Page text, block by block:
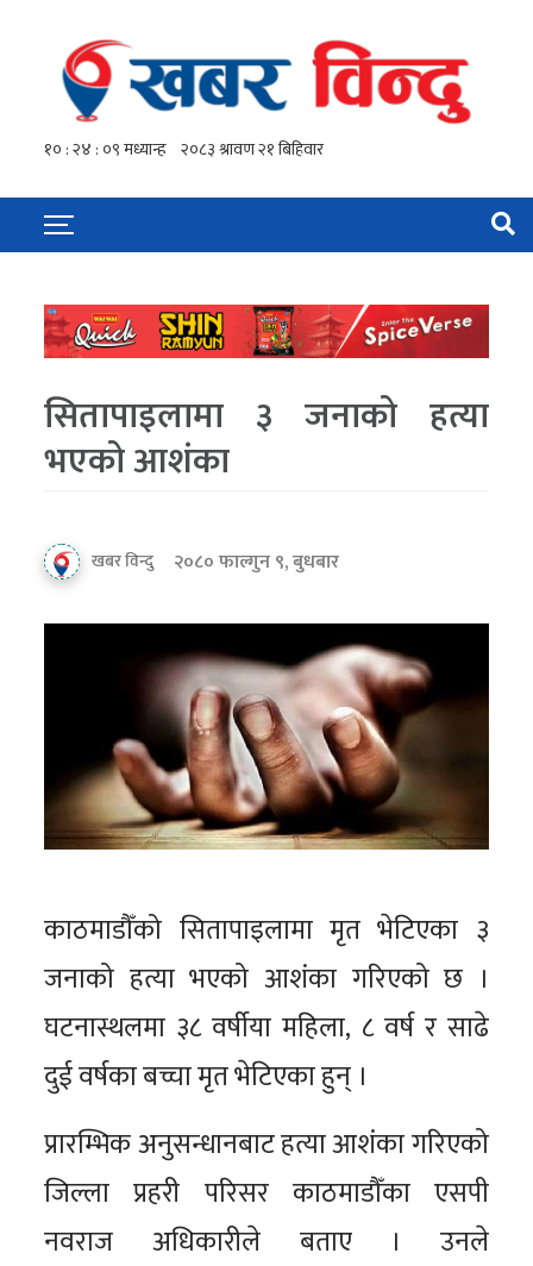
सितापाइलामा ३ जनाको हत्या
भएको आशंका
खबर विन्दु २०८० फाल्गुन ९, बुधबार
काठमाडौँको सितापाइलामा मृत भेटिएका ३
जनाको हत्या भएको आशंका गरिएको छ ।
घटनास्थलमा ३८ वर्षीया महिला, ८ वर्ष र साढे
दुई वर्षका बच्चा मृत भेटिएका हुन् ।
प्रारम्भिक अनुसन्धानबाट हत्या आशंका गरिएको
जिल्ला प्रहरी परिसर काठमाडौँका एसपी
नवराज अधिकारीले बताए । उनले